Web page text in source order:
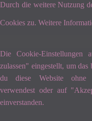
Durch die weitere Nutzung
Cookies zu. Weitere
Die Cookie-Einstellungen
zulassen" eingestellt, um
du diese Website ohne
verwendest oder auf
einverstanden.